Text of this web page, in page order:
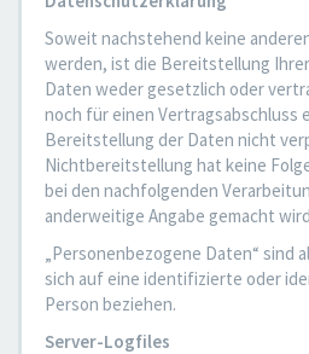
Soweit nachstehend keine
werden, ist die Bereitstellung
Daten weder gesetzlich oder
noch für einen Vertragsabschluss
Bereitstellung der Daten nicht
Nichtbereitstellung hat keine
bei den nachfolgenden
anderweitige Angabe gemacht
„Personenbezogene Daten“ sind
sich auf eine identifizierte oder
Person beziehen.
Server-Logfiles